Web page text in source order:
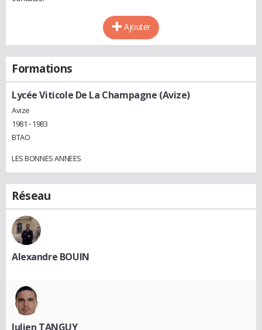
Ajouter
Formations
Lycée Viticole De La Champagne (Avize)
Avize
1981 - 1983
BTAO
LES BONNES ANNEES
Réseau
Alexandre BOUIN
Julien TANGUY